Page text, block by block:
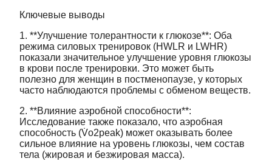
Ключевые выводы
1. **Улучшение толерантности к глюкозе**: Оба
режима силовых тренировок (HWLR и LWHR)
показали значительное улучшение уровня глюкозы
в крови после тренировки. Это может быть
полезно для женщин в постменопаузе, у которых
часто наблюдаются проблемы с обменом веществ.
2. **Влияние аэробной способности**:
Исследование также показало, что аэробная
способность (V̇o2peak) может оказывать более
сильное влияние на уровень глюкозы, чем состав
тела (жировая и безжировая масса).